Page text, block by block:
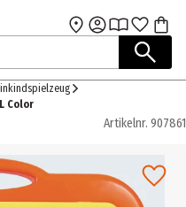
Hauptinhalt
Color
Artikelnr. 907861